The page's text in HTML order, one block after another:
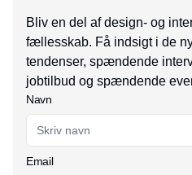
Bliv en del af design- og
fællesskab. Få indsigt i de
tendenser, spændende
jobtilbud og spændende
Navn
Email